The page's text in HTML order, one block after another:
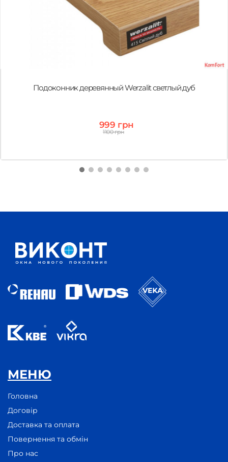
Подоконник деревянный Werzalit светлый дуб
999 грн
1100 грн
МЕНЮ
Головна
Договір
Доставка та оплата
Повернення та обмін
Про нас